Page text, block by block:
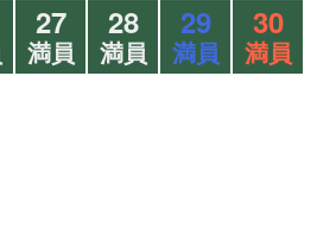
27
満員
28
満員
29
満員
30
満員